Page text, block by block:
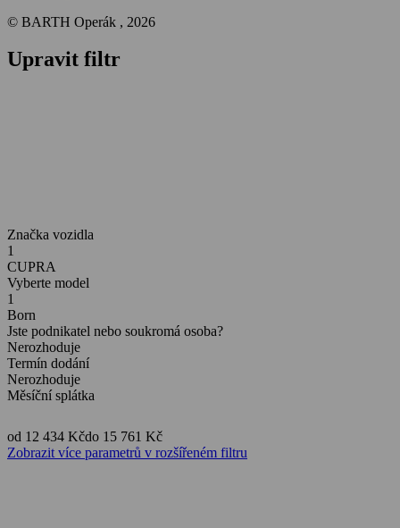
© BARTH Operák , 2026
Upravit filtr
Značka vozidla
1
CUPRA
Vyberte model
1
Born
Jste podnikatel nebo soukromá osoba?
Nerozhoduje
Termín dodání
Nerozhoduje
Měsíční splátka
od 12 434 Kčdo 15 761 Kč
Zobrazit více parametrů v rozšířeném filtru